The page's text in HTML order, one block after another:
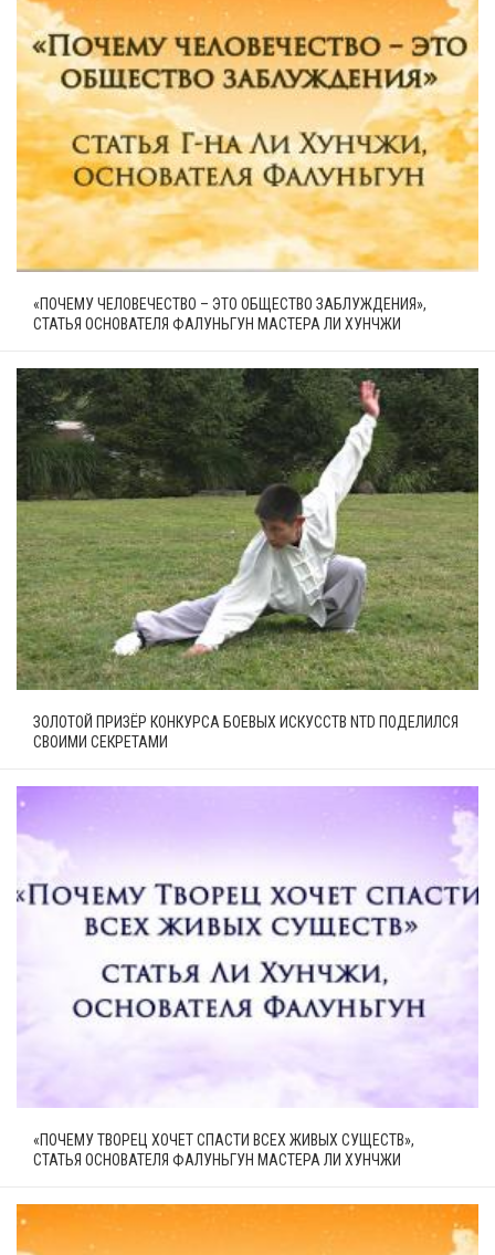
«ПОЧЕМУ ЧЕЛОВЕЧЕСТВО – ЭТО ОБЩЕСТВО ЗАБЛУЖДЕНИЯ»,
СТАТЬЯ ОСНОВАТЕЛЯ ФАЛУНЬГУН МАСТЕРА ЛИ ХУНЧЖИ
ЗОЛОТОЙ ПРИЗЁР КОНКУРСА БОЕВЫХ ИСКУССТВ NTD ПОДЕЛИЛСЯ
СВОИМИ СЕКРЕТАМИ
«ПОЧЕМУ ТВОРЕЦ ХОЧЕТ СПАСТИ ВСЕХ ЖИВЫХ СУЩЕСТВ»,
СТАТЬЯ ОСНОВАТЕЛЯ ФАЛУНЬГУН МАСТЕРА ЛИ ХУНЧЖИ